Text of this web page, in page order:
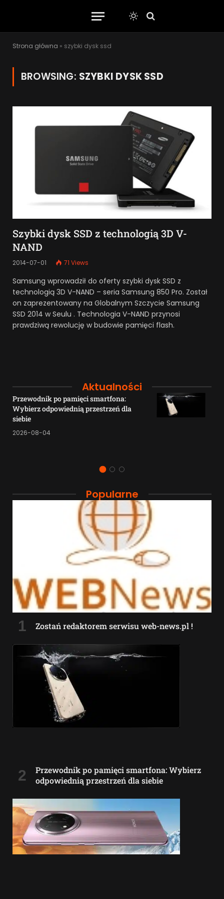
Strona główna » szybki dysk ssd
BROWSING: SZYBKI DYSK SSD
Szybki dysk SSD z technologią 3D V-
NAND
2014-07-01 71 Views
Samsung wprowadził do oferty szybki dysk SSD z
technologią 3D V-NAND – seria Samsung 850 Pro. Został
on zaprezentowany na Globalnym Szczycie Samsung
SSD 2014 w Seulu . Technologia V-NAND przynosi
prawdziwą rewolucję w budowie pamięci flash.
Aktualności
Przewodnik po pamięci smartfona:
Wybierz odpowiednią przestrzeń dla
siebie
2026-08-04
Popularne
Zostań redaktorem serwisu web-news.pl !
Przewodnik po pamięci smartfona: Wybierz
odpowiednią przestrzeń dla siebie